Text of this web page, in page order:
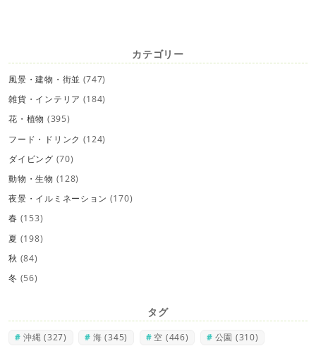
カテゴリー
風景・建物・街並 (747)
雑貨・インテリア (184)
花・植物 (395)
フード・ドリンク (124)
ダイビング (70)
動物・生物 (128)
夜景・イルミネーション (170)
春 (153)
夏 (198)
秋 (84)
冬 (56)
タグ
沖縄 (327) 海 (345) 空 (446) 公園 (310)